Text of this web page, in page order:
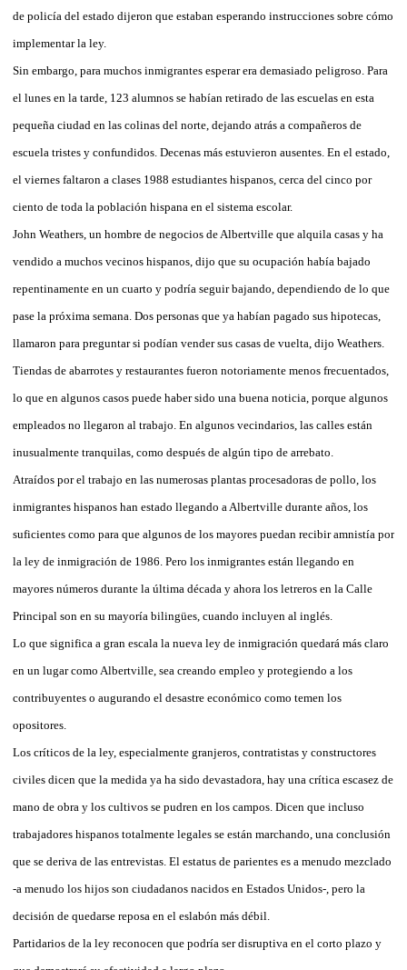
de policía del estado dijeron que estaban esperando instrucciones sobre cómo
implementar la ley.
Sin embargo, para muchos inmigrantes esperar era demasiado peligroso. Para
el lunes en la tarde, 123 alumnos se habían retirado de las escuelas en esta
pequeña ciudad en las colinas del norte, dejando atrás a compañeros de
escuela tristes y confundidos. Decenas más estuvieron ausentes. En el estado,
el viernes faltaron a clases 1988 estudiantes hispanos, cerca del cinco por
ciento de toda la población hispana en el sistema escolar.
John Weathers, un hombre de negocios de Albertville que alquila casas y ha
vendido a muchos vecinos hispanos, dijo que su ocupación había bajado
repentinamente en un cuarto y podría seguir bajando, dependiendo de lo que
pase la próxima semana. Dos personas que ya habían pagado sus hipotecas,
llamaron para preguntar si podían vender sus casas de vuelta, dijo Weathers.
Tiendas de abarrotes y restaurantes fueron notoriamente menos frecuentados,
lo que en algunos casos puede haber sido una buena noticia, porque algunos
empleados no llegaron al trabajo. En algunos vecindarios, las calles están
inusualmente tranquilas, como después de algún tipo de arrebato.
Atraídos por el trabajo en las numerosas plantas procesadoras de pollo, los
inmigrantes hispanos han estado llegando a Albertville durante años, los
suficientes como para que algunos de los mayores puedan recibir amnistía por
la ley de inmigración de 1986. Pero los inmigrantes están llegando en
mayores números durante la última década y ahora los letreros en la Calle
Principal son en su mayoría bilingües, cuando incluyen al inglés.
Lo que significa a gran escala la nueva ley de inmigración quedará más claro
en un lugar como Albertville, sea creando empleo y protegiendo a los
contribuyentes o augurando el desastre económico como temen los
opositores.
Los críticos de la ley, especialmente granjeros, contratistas y constructores
civiles dicen que la medida ya ha sido devastadora, hay una crítica escasez de
mano de obra y los cultivos se pudren en los campos. Dicen que incluso
trabajadores hispanos totalmente legales se están marchando, una conclusión
que se deriva de las entrevistas. El estatus de parientes es a menudo mezclado
-a menudo los hijos son ciudadanos nacidos en Estados Unidos-, pero la
decisión de quedarse reposa en el eslabón más débil.
Partidarios de la ley reconocen que podría ser disruptiva en el corto plazo y